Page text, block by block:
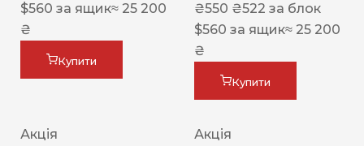
$560 за ящик≈ 25 200
₴
Купити
₴550 ₴522 за блок
$560 за ящик≈ 25 200
₴
Купити
Акція Акція